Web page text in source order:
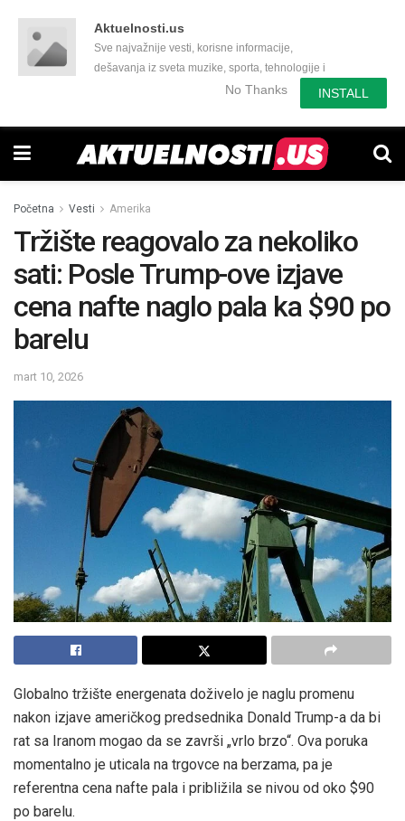
Aktuelnosti.us
Sve najvažnije vesti, korisne informacije,
dešavanja iz sveta muzike, sporta, tehnologije i
još mnogo toga zanimljivog.No Thanks INSTALL
Početna Vesti Amerika
Tržište reagovalo za nekoliko
sati: Posle Trump-ove izjave
cena nafte naglo pala ka $90 po
barelu
mart 10, 2026
Globalno tržište energenata doživelo je naglu promenu
nakon izjave američkog predsednika Donald Trump-a da bi
rat sa Iranom mogao da se završi „vrlo brzo“. Ova poruka
momentalno je uticala na trgovce na berzama, pa je
referentna cena nafte pala i približila se nivou od oko $90
po barelu.